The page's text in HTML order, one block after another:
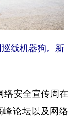
线机器狗。新
络安全宣传周在
论坛以及网络